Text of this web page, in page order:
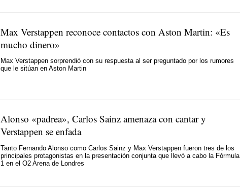
Max Verstappen reconoce contactos con Aston Martin: «Es
mucho dinero»
Max Verstappen sorprendió con su respuesta al ser preguntado por los rumores
que le sitúan en Aston Martin
Alonso «padrea», Carlos Sainz amenaza con cantar y
Verstappen se enfada
Tanto Fernando Alonso como Carlos Sainz y Max Verstappen fueron tres de los
principales protagonistas en la presentación conjunta que llevó a cabo la Fórmula
1 en el O2 Arena de Londres